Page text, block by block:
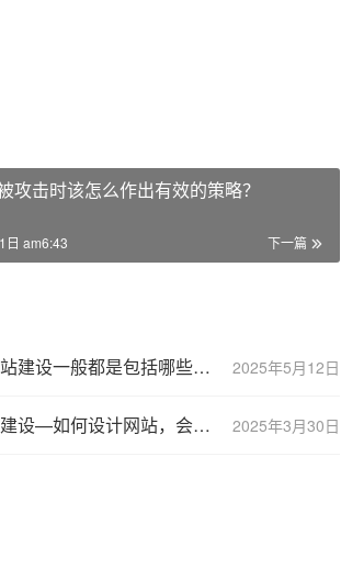
攻击时该怎么作出有效的策略？
下一篇
日 am6:43
2025年5月12日
做企业网站建设一般都是包括哪些内容？
2025年3月30日
高端网站建设—如何设计网站，会让网站变得更有吸引力？